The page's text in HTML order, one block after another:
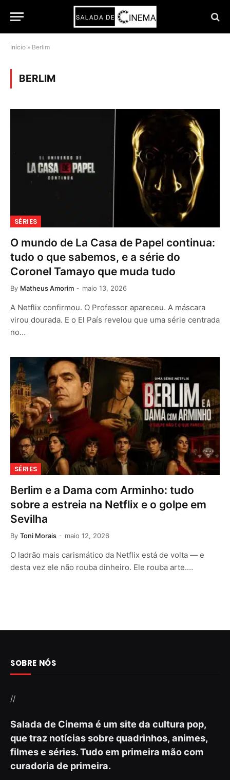
Início » Berlim
BERLIM
SÉRIES
O mundo de La Casa de Papel continua:
tudo o que sabemos, e a série do
Coronel Tamayo que muda tudo
By Matheus Amorim maio 13, 2026
A Netflix confirmou. O Professor apareceu. A máscara
virou dourada. E o El País revelou que uma série centrada
no…
SÉRIES
Berlim e a Dama com Arminho: tudo
sobre a estreia na Netflix e o golpe em
Sevilha
By Toni Morais maio 12, 2026
O ladrão mais carismático da Netflix está de volta — e
desta vez ele não rouba dinheiro. Ele rouba arte.…
SOBRE NÓS
//
Salada de Cinema é um site da cultura pop,
que traz notícias sobre quadrinhos, animes,
filmes e séries. Tudo em primeira mão com
curadoria de primeira.